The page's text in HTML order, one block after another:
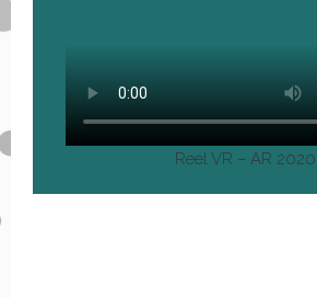
Reel VR – AR 2020